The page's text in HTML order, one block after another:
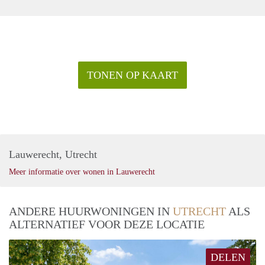
TONEN OP KAART
Lauwerecht, Utrecht
Meer informatie over wonen in Lauwerecht
ANDERE HUURWONINGEN IN UTRECHT ALS
ALTERNATIEF VOOR DEZE LOCATIE
DELEN